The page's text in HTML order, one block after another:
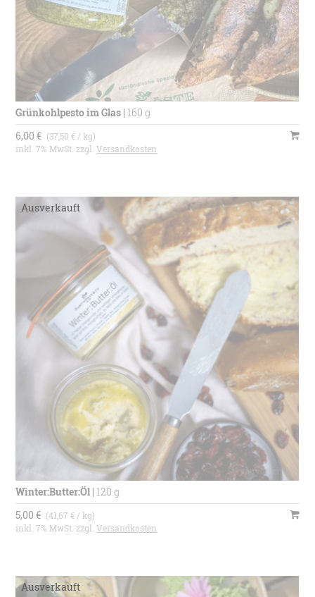
Grünkohlpesto im Glas | 160 g
6,00 € (37,50 € / kg)
inkl. 7% MwSt. zzgl.Versandkosten
Winter:Butter:Öl| 120 g
5,00 € (41,67 € / kg)
inkl. 7% MwSt. zzgl.Versandkosten